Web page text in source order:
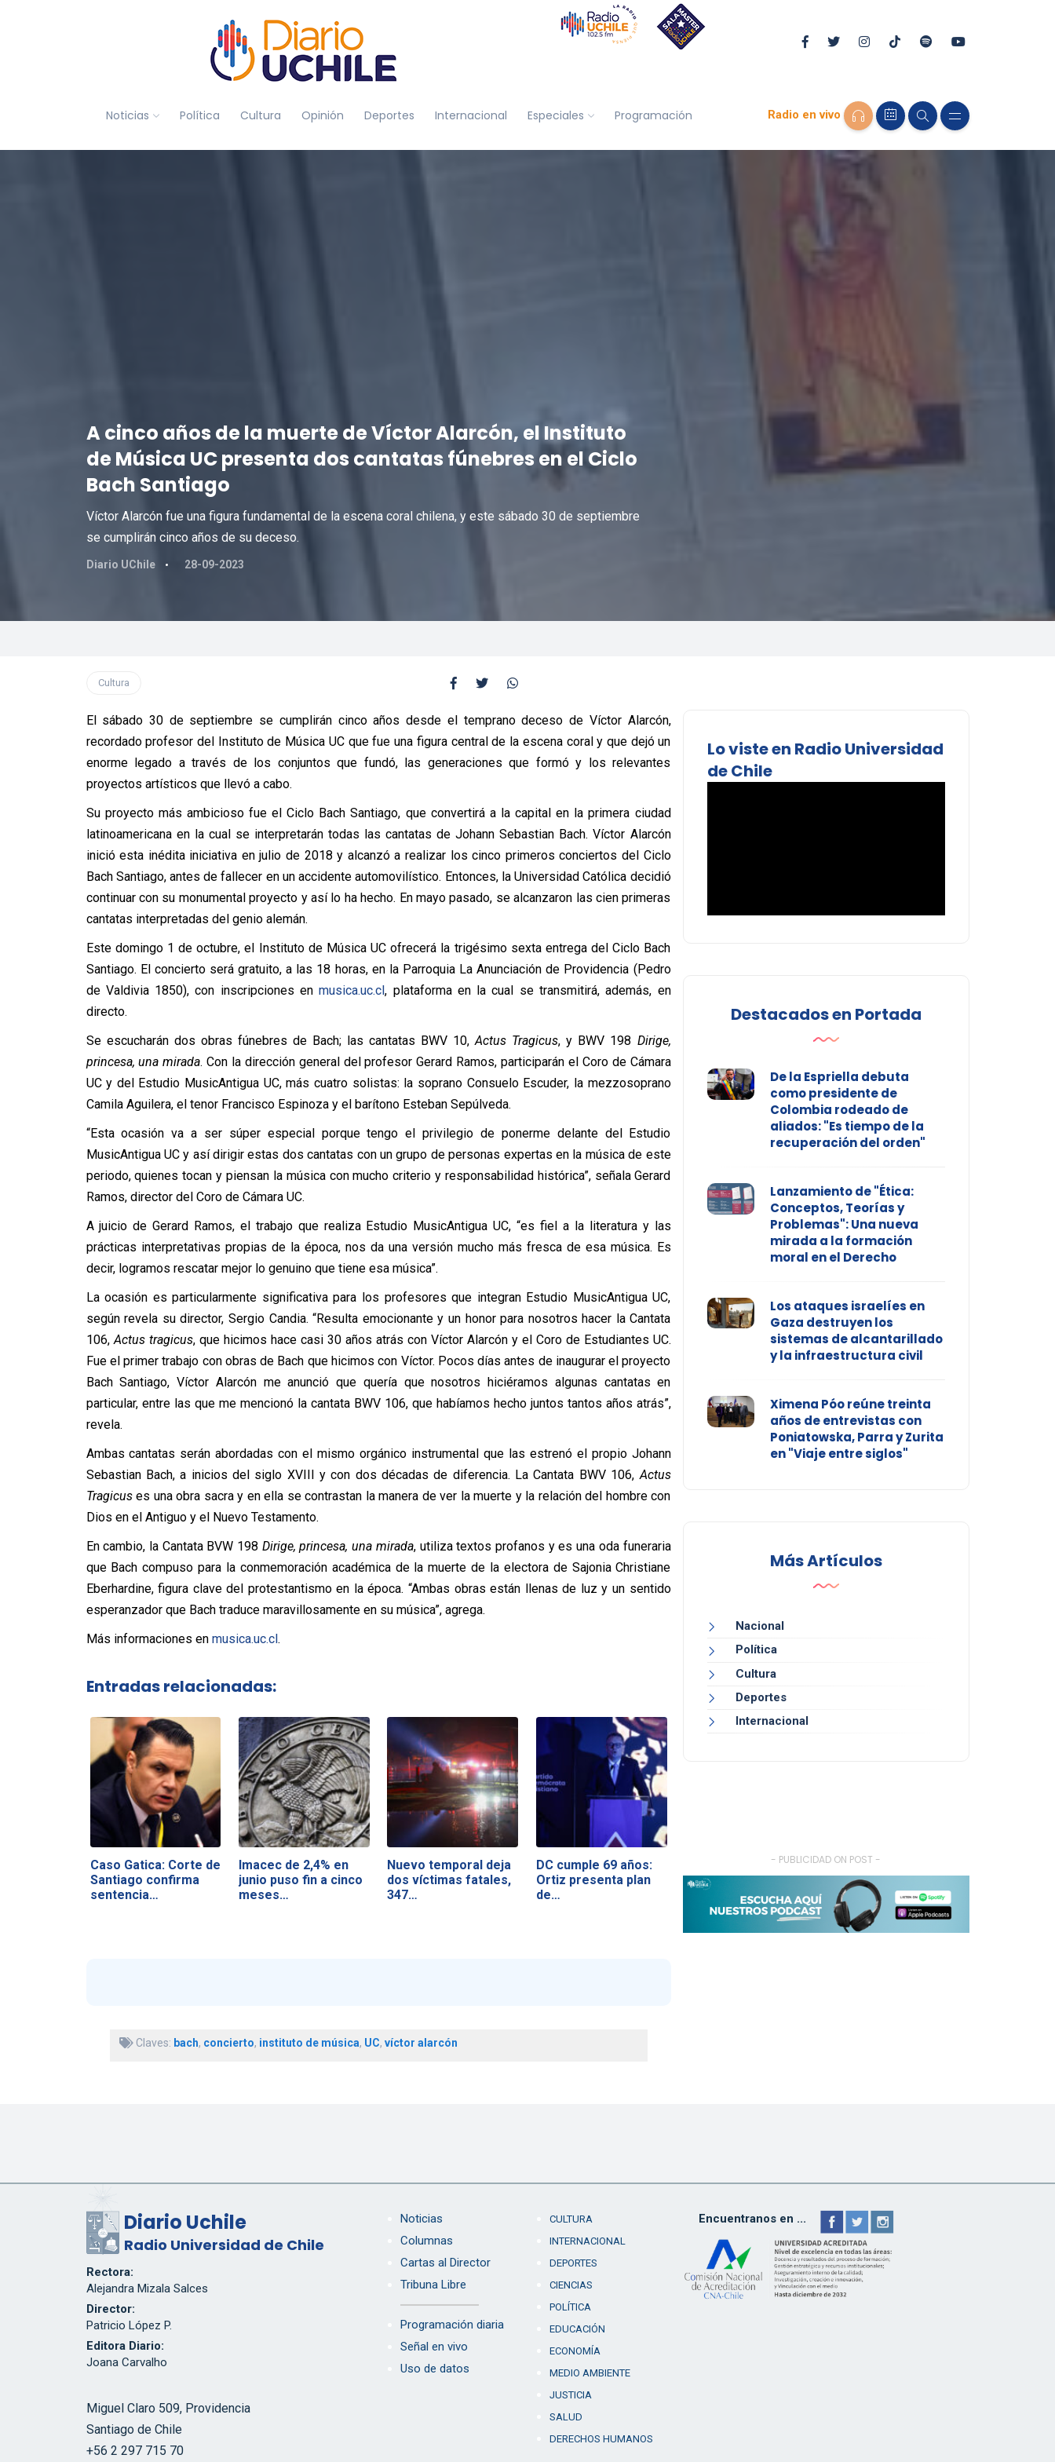
Noticias Política Cultura Opinión Deportes Internacional Especiales Programación Radio en vivo
A cinco años de la muerte de Víctor Alarcón, el Instituto
de Música UC presenta dos cantatas fúnebres en el Ciclo
Bach Santiago
Víctor Alarcón fue una figura fundamental de la escena coral chilena, y este sábado 30 de septiembre
se cumplirán cinco años de su deceso.
Diario UChile 28-09-2023
Cultura
El sábado 30 de septiembre se cumplirán cinco años desde el temprano deceso de Víctor Alarcón,
recordado profesor del Instituto de Música UC que fue una figura central de la escena coral y que dejó un
enorme legado a través de los conjuntos que fundó, las generaciones que formó y los relevantes
proyectos artísticos que llevó a cabo.
Su proyecto más ambicioso fue el Ciclo Bach Santiago, que convertirá a la capital en la primera ciudad
latinoamericana en la cual se interpretarán todas las cantatas de Johann Sebastian Bach. Víctor Alarcón
inició esta inédita iniciativa en julio de 2018 y alcanzó a realizar los cinco primeros conciertos del Ciclo
Bach Santiago, antes de fallecer en un accidente automovilístico. Entonces, la Universidad Católica decidió
continuar con su monumental proyecto y así lo ha hecho. En mayo pasado, se alcanzaron las cien primeras
cantatas interpretadas del genio alemán.
Este domingo 1 de octubre, el Instituto de Música UC ofrecerá la trigésimo sexta entrega del Ciclo Bach
Santiago. El concierto será gratuito, a las 18 horas, en la Parroquia La Anunciación de Providencia (Pedro
de Valdivia 1850), con inscripciones enmusica.uc.cl, plataforma en la cual se transmitirá, además, en
directo.
Se escucharán dos obras fúnebres de Bach; las cantatas BWV 10,Actus Tragicus, y BWV 198 Dirige,
princesa, una mirada. Con la dirección general del profesor Gerard Ramos, participarán el Coro de Cámara
UC y del Estudio MusicAntigua UC, más cuatro solistas: la soprano Consuelo Escuder, la mezzosoprano
Camila Aguilera, el tenor Francisco Espinoza y el barítono Esteban Sepúlveda.
“Esta ocasión va a ser súper especial porque tengo el privilegio de ponerme delante del Estudio
MusicAntigua UC y así dirigir estas dos cantatas con un grupo de personas expertas en la música de este
periodo, quienes tocan y piensan la música con mucho criterio y responsabilidad histórica”, señala Gerard
Ramos, director del Coro de Cámara UC.
A juicio de Gerard Ramos, el trabajo que realiza Estudio MusicAntigua UC, “es fiel a la literatura y las
prácticas interpretativas propias de la época, nos da una versión mucho más fresca de esa música. Es
decir, logramos rescatar mejor lo genuino que tiene esa música”.
La ocasión es particularmente significativa para los profesores que integran Estudio MusicAntigua UC,
según revela su director, Sergio Candia. “Resulta emocionante y un honor para nosotros hacer la Cantata
106,Actus tragicus, que hicimos hace casi 30 años atrás con Víctor Alarcón y el Coro de Estudiantes UC.
Fue el primer trabajo con obras de Bach que hicimos con Víctor. Pocos días antes de inaugurar el proyecto
Bach Santiago, Víctor Alarcón me anunció que quería que nosotros hiciéramos algunas cantatas en
particular, entre las que me mencionó la cantata BWV 106, que habíamos hecho juntos tantos años atrás”,
revela.
Ambas cantatas serán abordadas con el mismo orgánico instrumental que las estrenó el propio Johann
Sebastian Bach, a inicios del siglo XVIII y con dos décadas de diferencia. La Cantata BWV 106,Actus
Tragicuses una obra sacra y en ella se contrastan la manera de ver la muerte y la relación del hombre con
Dios en el Antiguo y el Nuevo Testamento.
En cambio, la Cantata BVW 198 Dirige, princesa, una mirada, utiliza textos profanos y es una oda funeraria
que Bach compuso para la conmemoración académica de la muerte de la electora de Sajonia Christiane
Eberhardine, figura clave del protestantismo en la época. “Ambas obras están llenas de luz y un sentido
esperanzador que Bach traduce maravillosamente en su música”, agrega.
Más informaciones en musica.uc.cl.
Entradas relacionadas:
Caso Gatica: Corte de
Santiago confirma
sentencia…
Imacec de 2,4% en
junio puso fin a cinco
meses…
Nuevo temporal deja
dos víctimas fatales,
347…
DC cumple 69 años:
Ortiz presenta plan
de…
Claves: bach, concierto, instituto de música, UC, víctor alarcón
Lo viste en Radio Universidad
de Chile
Destacados en Portada
De la Espriella debuta
como presidente de
Colombia rodeado de
aliados: "Es tiempo de la
recuperación del orden"
Lanzamiento de "Ética:
Conceptos, Teorías y
Problemas": Una nueva
mirada a la formación
moral en el Derecho
Los ataques israelíes en
Gaza destruyen los
sistemas de alcantarillado
y la infraestructura civil
Ximena Póo reúne treinta
años de entrevistas con
Poniatowska, Parra y Zurita
en "Viaje entre siglos"
Más Artículos
Nacional
Política
Cultura
Deportes
Internacional
- PUBLICIDAD ON POST -
Diario Uchile
Radio Universidad de Chile
Rectora:
Alejandra Mizala Salces
Director:
Patricio López P.
Editora Diario:
Joana Carvalho
Miguel Claro 509, Providencia
Santiago de Chile
+56 2 297 715 70
Noticias
Columnas
Cartas al Director
Tribuna Libre
Programación diaria
Señal en vivo
Uso de datos
CULTURA
INTERNACIONAL
DEPORTES
CIENCIAS
POLÍTICA
EDUCACIÓN
ECONOMÍA
MEDIO AMBIENTE
JUSTICIA
SALUD
DERECHOS HUMANOS
Encuentranos en ...